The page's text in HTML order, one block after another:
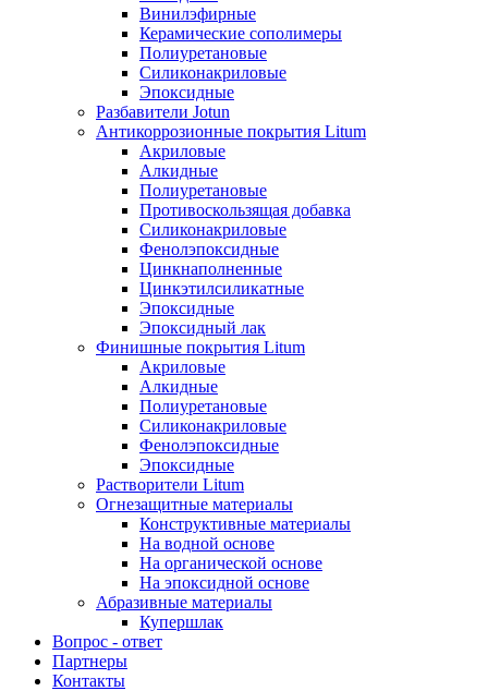
Винилэфирные
Керамические сополимеры
Полиуретановые
Силиконакриловые
Эпоксидные
Разбавители Jotun
Антикоррозионные покрытия Litum
Акриловые
Алкидные
Полиуретановые
Противоскользящая добавка
Силиконакриловые
Фенолэпоксидные
Цинкнаполненные
Цинкэтилсиликатные
Эпоксидные
Эпоксидный лак
Финишные покрытия Litum
Акриловые
Алкидные
Полиуретановые
Силиконакриловые
Фенолэпоксидные
Эпоксидные
Растворители Litum
Огнезащитные материалы
Конструктивные материалы
На водной основе
На органической основе
На эпоксидной основе
Абразивные материалы
Купершлак
Вопрос - ответ
Партнеры
Контакты